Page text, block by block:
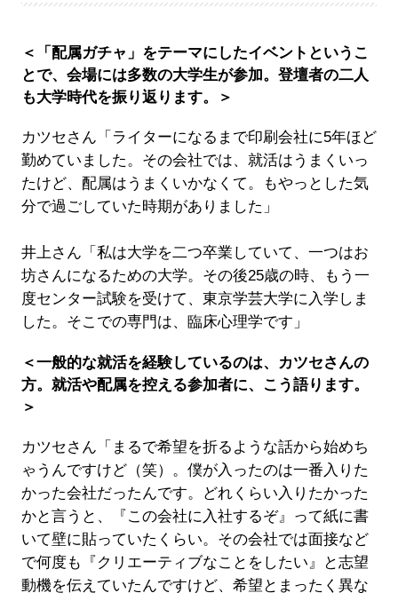
＜「配属ガチャ」をテーマにしたイベントというこ
とで、会場には多数の大学生が参加。登壇者の二人
も大学時代を振り返ります。＞
カツセさん「ライターになるまで印刷会社に5年ほど
勤めていました。その会社では、就活はうまくいっ
たけど、配属はうまくいかなくて。もやっとした気
分で過ごしていた時期がありました」
井上さん「私は大学を二つ卒業していて、一つはお
坊さんになるための大学。その後25歳の時、もう一
度センター試験を受けて、東京学芸大学に入学しま
した。そこでの専門は、臨床心理学です」
＜一般的な就活を経験しているのは、カツセさんの
方。就活や配属を控える参加者に、こう語ります。
＞
カツセさん「まるで希望を折るような話から始めち
ゃうんですけど（笑）。僕が入ったのは一番入りた
かった会社だったんです。どれくらい入りたかった
かと言うと、『この会社に入社するぞ』って紙に書
いて壁に貼っていたくらい。その会社では面接など
で何度も『クリエーティブなことをしたい』と志望
動機を伝えていたんですけど、希望とまったく異な